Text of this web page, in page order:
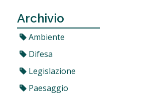
Archivio
Ambiente
Difesa
Legislazione
Paesaggio